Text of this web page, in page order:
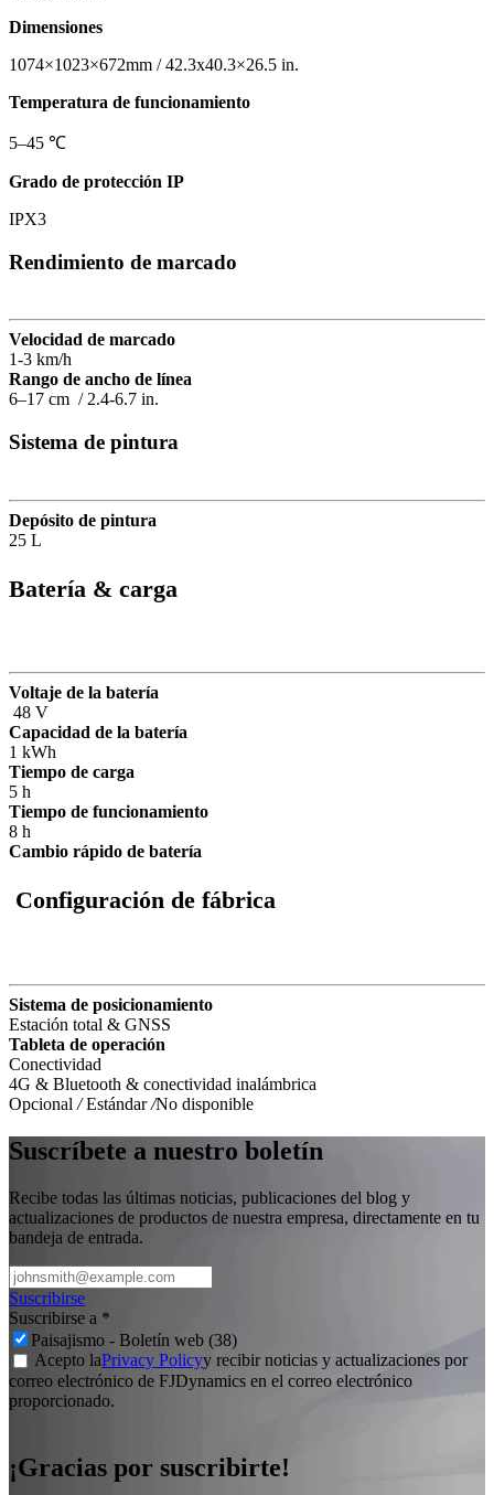
Dimensiones
1074×1023×672mm / 42.3x40.3×26.5 in.
Temperatura de funcionamiento
5–45 ℃
Grado de protección IP
IPX3
Rendimiento de marcado
Velocidad de marcado
1-3 km/h
Rango de ancho de línea
6–17 cm / 2.4-6.7 in.
Sistema de pintura
Depósito de pintura
25 L
Batería & carga
Voltaje de la batería
48 V
Capacidad de la batería
1 kWh
Tiempo de carga
5 h
Tiempo de funcionamiento
8 h
Cambio rápido de batería
Configuración de fábrica
Sistema de posicionamiento
Estación total & GNSS
Tableta de operación
Conectividad
4G & Bluetooth & conectividad inalámbrica
Opcional / Estándar/No disponible
Suscríbete a nuestro boletín
Recibe todas las últimas noticias, publicaciones del blog y
actualizaciones de productos de nuestra empresa, directamente en tu
bandeja de entrada.
Suscribirse
Suscribirse a *
Paisajismo - Boletín web (38)
Acepto laPrivacy Policyy recibir noticias y actualizaciones por
correo electrónico de FJDynamics en el correo electrónico
proporcionado.
¡Gracias por suscribirte!